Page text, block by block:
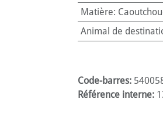
Matière:
Animal de
Code-barres:
Référence interne: